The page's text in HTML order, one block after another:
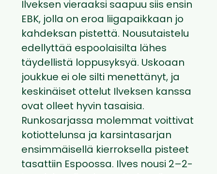
Ilveksen vieraaksi saapuu siis ensin
EBK, jolla on eroa liigapaikkaan jo
kahdeksan pistettä. Nousutaistelu
edellyttää espoolaisilta lähes
täydellistä loppusyksyä. Uskoaan
joukkue ei ole silti menettänyt, ja
keskinäiset ottelut Ilveksen kanssa
ovat olleet hyvin tasaisia.
Runkosarjassa molemmat voittivat
kotiottelunsa ja karsintasarjan
ensimmäisellä kierroksella pisteet
tasattiin Espoossa. Ilves nousi 2–2-